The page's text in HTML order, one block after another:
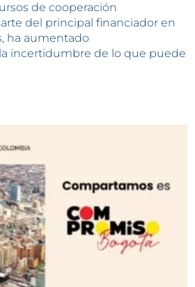
de cooperación
del principal financiador en
ha aumentado
incertidumbre de lo que puede